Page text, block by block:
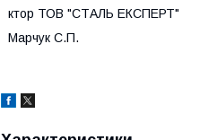
ктор ТОВ "СТАЛЬ ЕКСПЕРТ"
Марчук С.П.